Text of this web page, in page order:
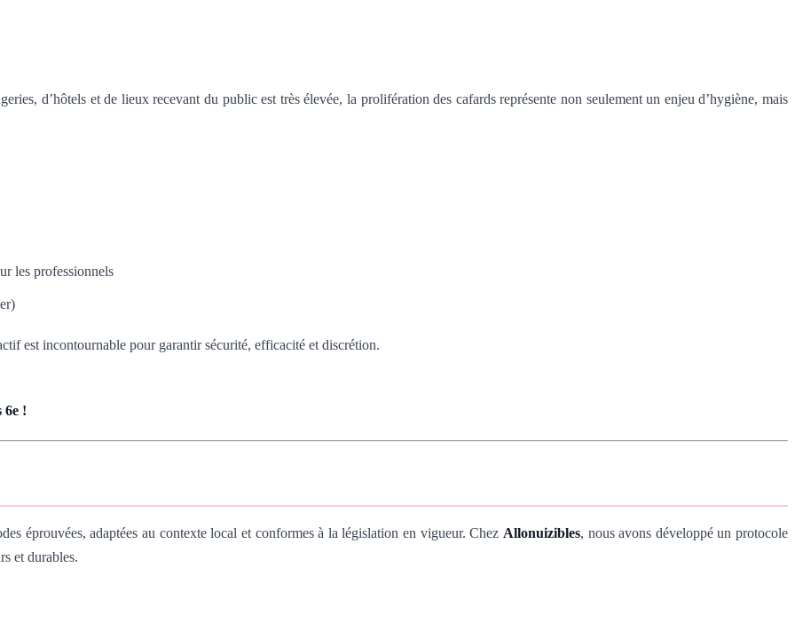
d’hôtels et de lieux recevant du public est très élevée, la prolifération des cafards représente non seulement un enjeu d’hygiène, mais
les professionnels
est incontournable pour garantir sécurité, efficacité et discrétion.
6e !
éprouvées, adaptées au contexte local et conformes à la législation en vigueur. Chez Allonuizibles, nous avons développé un protocole
et durables.